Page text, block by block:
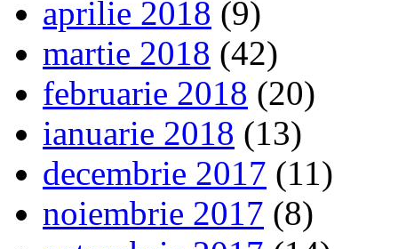
aprilie 2018 (9)
martie 2018 (42)
februarie 2018 (20)
ianuarie 2018 (13)
decembrie 2017 (11)
noiembrie 2017 (8)